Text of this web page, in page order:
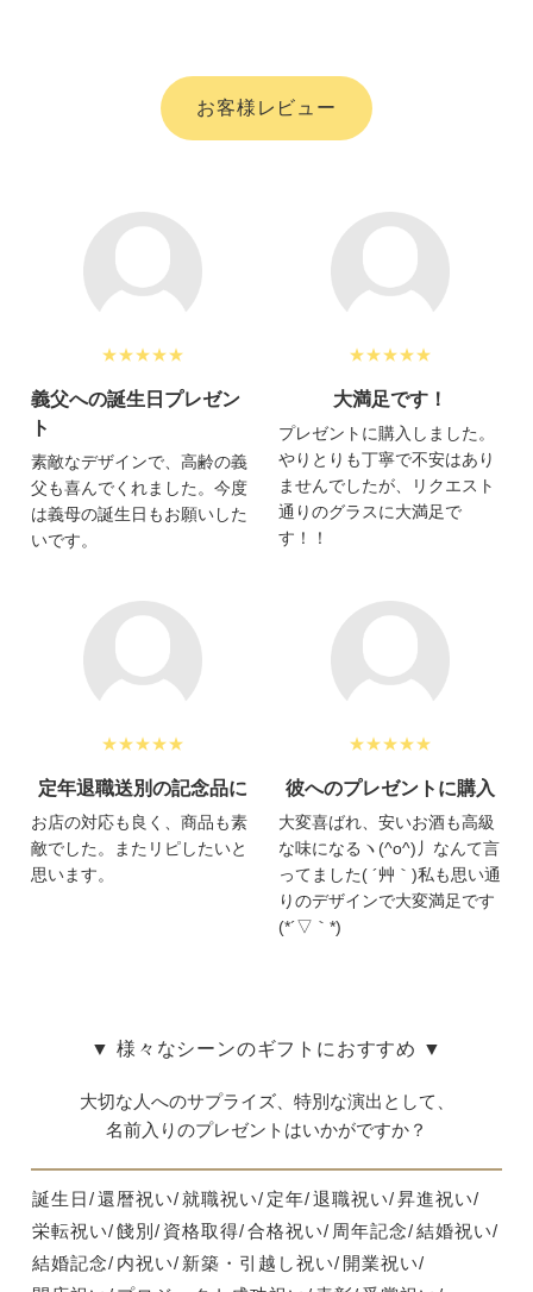
お客様レビュー
★★★★★
義父への誕生日プレゼン
ト
素敵なデザインで、高齢の義
父も喜んでくれました。今度
は義母の誕生日もお願いした
いです。
★★★★★
大満足です！
プレゼントに購入しました。
やりとりも丁寧で不安はあり
ませんでしたが、リクエスト
通りのグラスに大満足で
す！！
★★★★★
定年退職送別の記念品に
お店の対応も良く、商品も素
敵でした。またリピしたいと
思います。
★★★★★
彼へのプレゼントに購入
大変喜ばれ、安いお酒も高級
な味になるヽ(^o^)丿なんて言
ってました( ´艸｀)私も思い通
りのデザインで大変満足です
(*´▽｀*)
▼ 様々なシーンのギフトにおすすめ ▼
大切な人へのサプライズ、特別な演出として、
名前入りのプレゼントはいかがですか？
誕生日 還暦祝い 就職祝い 定年 退職祝い 昇進祝い
栄転祝い 餞別 資格取得 合格祝い 周年記念 結婚祝い
結婚記念 内祝い 新築・引越し祝い 開業祝い